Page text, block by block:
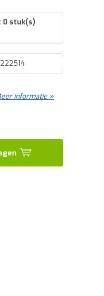
0 stuk(s)
informatie »